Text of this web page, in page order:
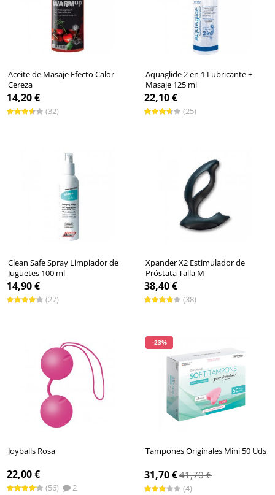
Aceite de Masaje Efecto Calor
Cereza
14,20 €
(32)
Aquaglide 2 en 1 Lubricante +
Masaje 125 ml
22,10 €
(25)
Clean Safe Spray Limpiador de
Juguetes 100 ml
14,90 €
(27)
Xpander X2 Estimulador de
Próstata Talla M
38,40 €
(38)
Joyballs Rosa
22,00 €
(56) 2
-23%
Tampones Originales Mini 50 Uds
31,70 €41,70 €
(4)